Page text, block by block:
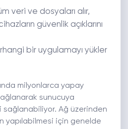
veri ve dosyaları alır,
güvenlik açıklarını
bir uygulamayı yükler
milyonlarca yapay
sunucuya
sağlanabiliyor. Ağ üzerinden
yapılabilmesi için genelde